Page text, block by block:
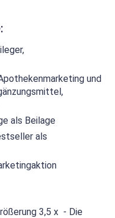
und
als Beilage
als
3,5 x - Die